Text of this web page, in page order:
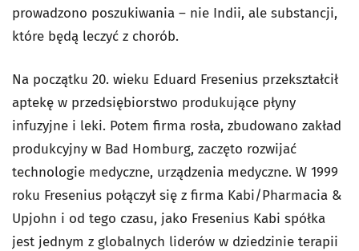
prowadzono poszukiwania – nie Indii, ale substancji,
które będą leczyć z chorób.
Na początku 20. wieku Eduard Fresenius przekształcił
aptekę w przedsiębiorstwo produkujące płyny
infuzyjne i leki. Potem firma rosła, zbudowano zakład
produkcyjny w Bad Homburg, zaczęto rozwijać
technologie medyczne, urządzenia medyczne. W 1999
roku Fresenius połączył się z firma Kabi/Pharmacia &
Upjohn i od tego czasu, jako Fresenius Kabi spółka
jest jednym z globalnych liderów w dziedzinie terapii